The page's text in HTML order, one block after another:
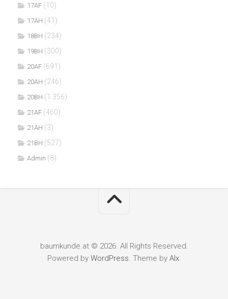
17AF (10)
17AH (41)
18BH (234)
19BH (300)
20AF (691)
20AH (246)
20BH (1.356)
21AF (460)
21AH (3)
21BH (527)
Admin (8)
baumkunde.at © 2026. All Rights Reserved.
Powered by WordPress. Theme by Alx.